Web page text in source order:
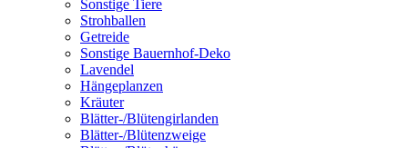
Sonstige Tiere
Strohballen
Getreide
Sonstige Bauernhof-Deko
Lavendel
Hängeplanzen
Kräuter
Blätter-/Blütengirlanden
Blätter-/Blütenzweige